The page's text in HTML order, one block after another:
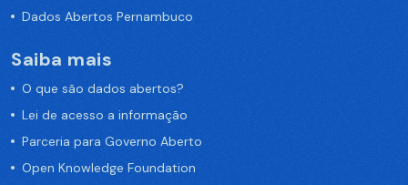
Dados Abertos Pernambuco
Saiba mais
O que são dados abertos?
Lei de acesso a informação
Parceria para Governo Aberto
Open Knowledge Foundation